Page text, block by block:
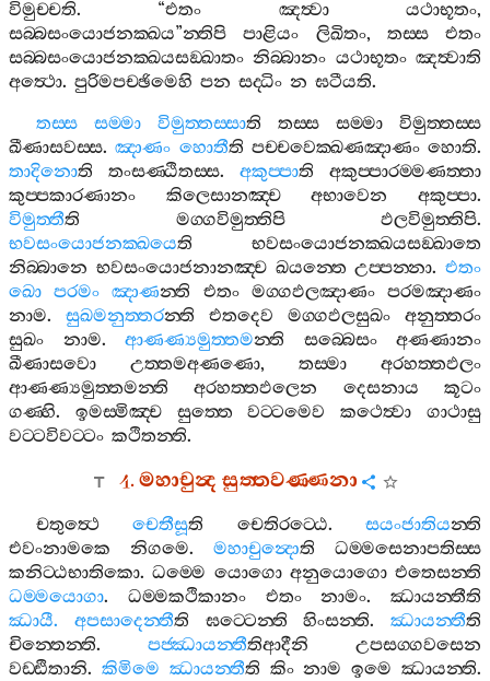
විමුච‍්චති. “එතං ඤත්‍වා යථාභූතං,
සබ‍්බසංයොජනක‍්ඛය”න‍්තිපි පාළියං ලිඛිතං, තස‍්ස
එතං
සබ‍්බසංයොජනක‍්ඛයසඞ‍්ඛාතං නිබ‍්බානං යථාභූතං ඤත්‍වාති
අත්‍ථො. පුරිමපච‍්ඡිමෙහි පන සද‍්ධිං න ඝටීයති.
තස‍්ස
සම‍්මා විමුත‍්තස‍්සාති තස‍්ස සම‍්මා
විමුත‍්තස‍්ස
ඛීණාසවස‍්ස.ඤාණං හොතීති පච‍්චවෙක‍්ඛණඤාණං හොති.
තාදිනොති තංසණ‍්ඨිතස‍්ස. අකුප‍්පාති
අකුප‍්පාරම‍්මණත‍්තා
කුප‍්පකාරණානං
කිලෙසානඤ‍්ච අභාවෙන අකුප‍්පා.
විමුත‍්තීති මග‍්ගවිමුත‍්තිපි ඵලවිමුත‍්තිපි.
භවසංයොජනක‍්ඛයෙති
භවසංයොජනක‍්ඛයසඞ‍්ඛාතෙ
නිබ‍්බානෙ භවසංයොජනානඤ‍්ච ඛයන‍්තෙ උප‍්පන‍්නා. එතං
ඛො පරමං ඤාණන‍්ති එතං මග‍්ගඵලඤාණං පරමඤාණං
නාම. සුඛමනුත‍්තරන‍්ති එතදෙව මග‍්ගඵලසුඛං
අනුත‍්තරං
සුඛං
නාම. ආණණ්‍යමුත‍්තමන‍්ති සබ‍්බෙසං
අණණානං
ඛීණාසවො
උත‍්තමඅණණො, තස‍්මා
අරහත‍්තඵලං
ආණණ්‍යමුත‍්තමන‍්ති
අරහත‍්තඵලෙන දෙසනාය
කූටං
ගණ‍්හි. ඉමස‍්මිඤ‍්ච සුත‍්තෙ වට‍්ටමෙව කථෙත්‍වා
ගාථාසු
වට‍්ටවිවට‍්ටං කථිතන‍්ති.
4.මහාචුන්‍ද සුත‍්තවණ‍්ණනා
චතුත්‍ථෙ චෙතීසූති චෙතිරට‍්ඨෙ.සයංජාතියන‍්ති
එවංනාමකෙ
නිගමෙ. මහාචුන්‍දොති
ධම‍්මසෙනාපතිස‍්ස
කනිට‍්ඨභාතිකො.ධම‍්මෙ යොගො අනුයොගො එතෙසන‍්ති
ධම‍්මයොගා. ධම‍්මකථිකානං එතං නාමං. ඣායන‍්තීති
ඣායී. අපසාදෙන‍්තීති ඝට‍්ටෙන‍්ති හිංසන‍්ති. ඣායන‍්තීති
චින‍්තෙන‍්ති. පජ‍්ඣායන‍්තීතිආදීනි
උපසග‍්ගවසෙන
වඩ‍්ඪිතානි. කිමිමෙ ඣායන‍්තීති කිං නාම ඉමෙ ඣායන‍්ති.